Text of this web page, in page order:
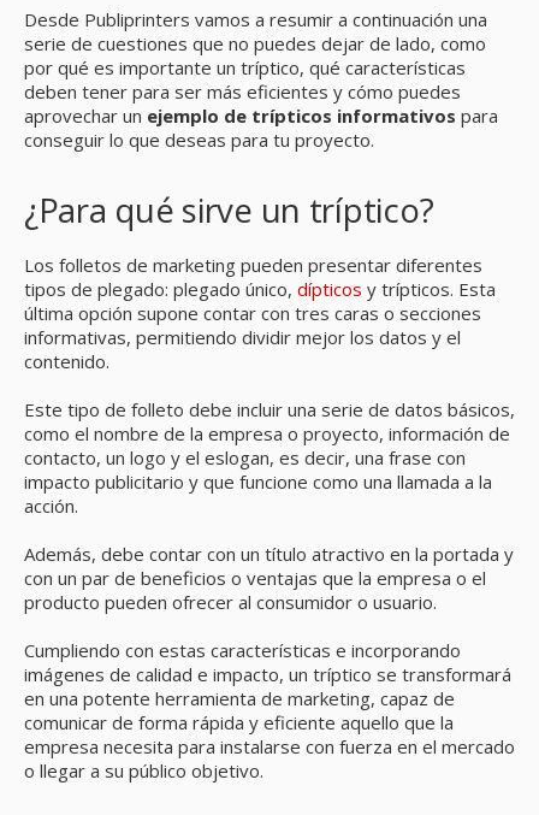
Desde Publiprinters vamos a resumir a continuación una
serie de cuestiones que no puedes dejar de lado, como
por qué es importante un tríptico, qué características
deben tener para ser más eficientes y cómo puedes
aprovechar un ejemplo de trípticos informativos para
conseguir lo que deseas para tu proyecto.
¿Para qué sirve un tríptico?
Los folletos de marketing pueden presentar diferentes
tipos de plegado: plegado único, dípticos y trípticos. Esta
última opción supone contar con tres caras o secciones
informativas, permitiendo dividir mejor los datos y el
contenido.
Este tipo de folleto debe incluir una serie de datos básicos,
como el nombre de la empresa o proyecto, información de
contacto, un logo y el eslogan, es decir, una frase con
impacto publicitario y que funcione como una llamada a la
acción.
Además, debe contar con un título atractivo en la portada y
con un par de beneficios o ventajas que la empresa o el
producto pueden ofrecer al consumidor o usuario.
Cumpliendo con estas características e incorporando
imágenes de calidad e impacto, un tríptico se transformará
en una potente herramienta de marketing, capaz de
comunicar de forma rápida y eficiente aquello que la
empresa necesita para instalarse con fuerza en el mercado
o llegar a su público objetivo.